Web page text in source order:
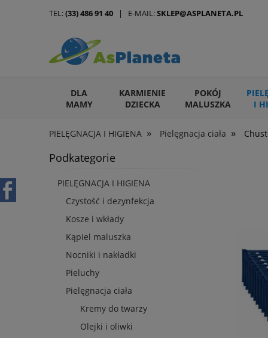
DLA
MAMY
KARMIENIE
DZIECKA
POKÓJ
MALUSZKA
I
ARTYKUŁY DLA ZWIERZĄT
PIELĘGNACJA I HIGIENA » Pielęgnacja ciała »
TEL:(33) 486 91 40 | E-MAIL:SKLEP@ASPLANETA.PL
Podkategorie
PIELĘGNACJA I HIGIENA
Czystość i dezynfekcja
Kosze i wkłady
Kąpiel maluszka
Nocniki i nakładki
Pieluchy
Pielęgnacja ciała
Kremy do twarzy
Olejki i oliwki